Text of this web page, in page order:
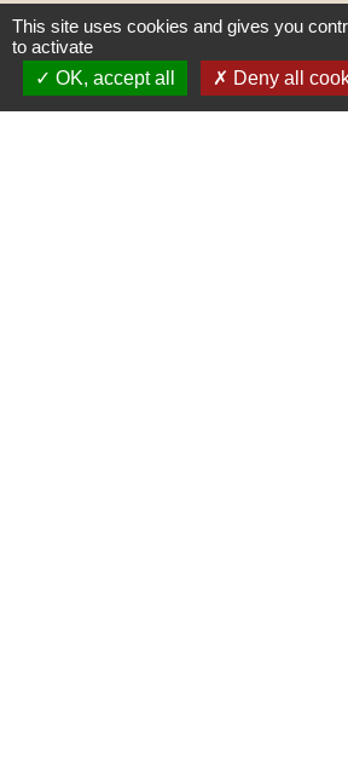
This site uses cookies and gives you
to activate
OK, accept all
Deny all